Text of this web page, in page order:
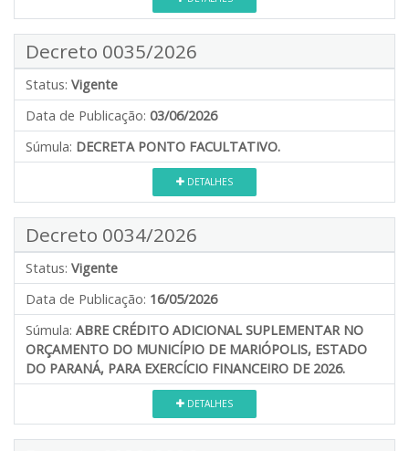
Decreto 0035/2026
Status: Vigente
Data de Publicação: 03/06/2026
Súmula: DECRETA PONTO FACULTATIVO.
DETALHES
Decreto 0034/2026
Status: Vigente
Data de Publicação: 16/05/2026
Súmula: ABRE CRÉDITO ADICIONAL SUPLEMENTAR NO
ORÇAMENTO DO MUNICÍPIO DE MARIÓPOLIS, ESTADO
DO PARANÁ, PARA EXERCÍCIO FINANCEIRO DE 2026.
DETALHES